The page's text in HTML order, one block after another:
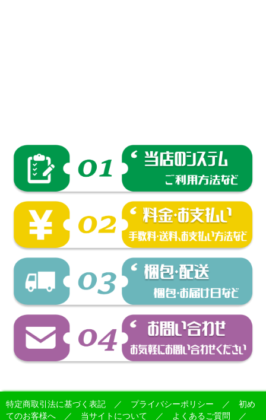
特定商取引法に基づく表記 ／ プライバシーポリシー ／ 初め
てのお客様へ ／ 当サイトについて ／ よくあるご質問 ／